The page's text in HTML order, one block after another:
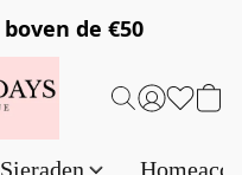
boven de €50
Sieraden